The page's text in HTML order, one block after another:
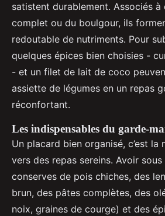
satistent durablement. Associés à
complet ou du boulgour, ils
redoutable de nutriments. Pour
quelques épices bien choisies -
- et un filet de lait de coco
assiette de légumes en un repas
réconfortant.
Les indispensables du garde-
Un placard bien organisé, c’est la
vers des repas sereins. Avoir
conserves de pois chiches, des
brun, des pâtes complètes, des
noix, graines de courge) et des